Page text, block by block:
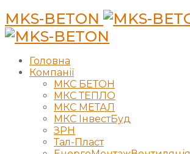
MKS-BETON
Головна
Компанії
МКС БЕТОН
МКС ТЕПЛО
МКС МЕТАЛ
МКС ІнвестБуд
ЗРН
Тал-Пласт